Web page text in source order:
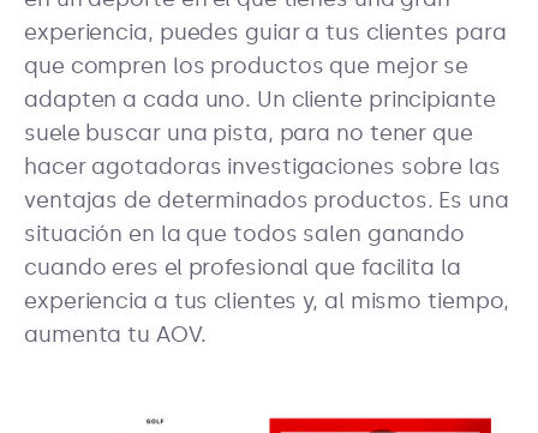
experiencia, puedes guiar a tus clientes para
que compren los productos que mejor se
adapten a cada uno. Un cliente principiante
suele buscar una pista, para no tener que
hacer agotadoras investigaciones sobre las
ventajas de determinados productos. Es una
situación en la que todos salen ganando
cuando eres el profesional que facilita la
experiencia a tus clientes y, al mismo tiempo,
aumenta tu AOV.